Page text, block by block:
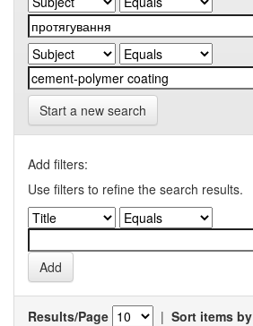
Start a new search
Add filters:
Use filters to refine the search results.
Results/Page | Sort items by